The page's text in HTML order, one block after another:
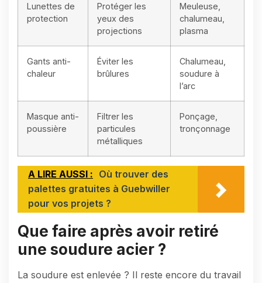
Lunettes de
protection
Protéger les
yeux des
projections
Meuleuse,
chalumeau,
plasma
Gants anti-
chaleur
Éviter les
brûlures
Chalumeau,
soudure à
l’arc
Masque anti-
poussière
Filtrer les
particules
métalliques
Ponçage,
tronçonnage
A LIRE AUSSI : Où trouver des
palettes gratuites à Guebwiller
pour vos projets ?
Que faire après avoir retiré
une soudure acier ?
La soudure est enlevée ? Il reste encore du travail